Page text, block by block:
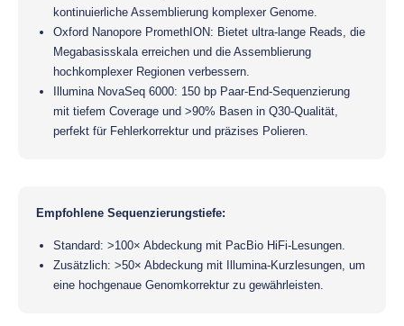
kontinuierliche Assemblierung komplexer Genome.
Oxford Nanopore PromethION: Bietet ultra-lange Reads, die
Megabasisskala erreichen und die Assemblierung
hochkomplexer Regionen verbessern.
Illumina NovaSeq 6000: 150 bp Paar-End-Sequenzierung
mit tiefem Coverage und >90% Basen in Q30-Qualität,
perfekt für Fehlerkorrektur und präzises Polieren.
Empfohlene Sequenzierungstiefe:
Standard: >100× Abdeckung mit PacBio HiFi-Lesungen.
Zusätzlich: >50× Abdeckung mit Illumina-Kurzlesungen, um
eine hochgenaue Genomkorrektur zu gewährleisten.